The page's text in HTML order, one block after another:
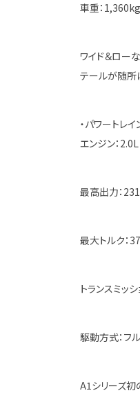
車重：
ワイド＆ロー
テールが随所
・パワートレ
エンジン：
最高出力：
最大トルク：
トランスミッ
駆動方式：フ
A1シリーズ初